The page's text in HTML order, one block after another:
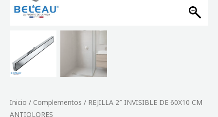
Inicio / Complementos / REJILLA 2″ INVISIBLE DE 60X10 CM
ANTIOLORES